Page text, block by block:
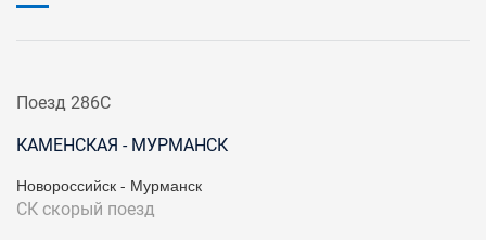
Поезд 286С
КАМЕНСКАЯ - МУРМАНСК
Новороссийск - Мурманск
СК скорый поезд